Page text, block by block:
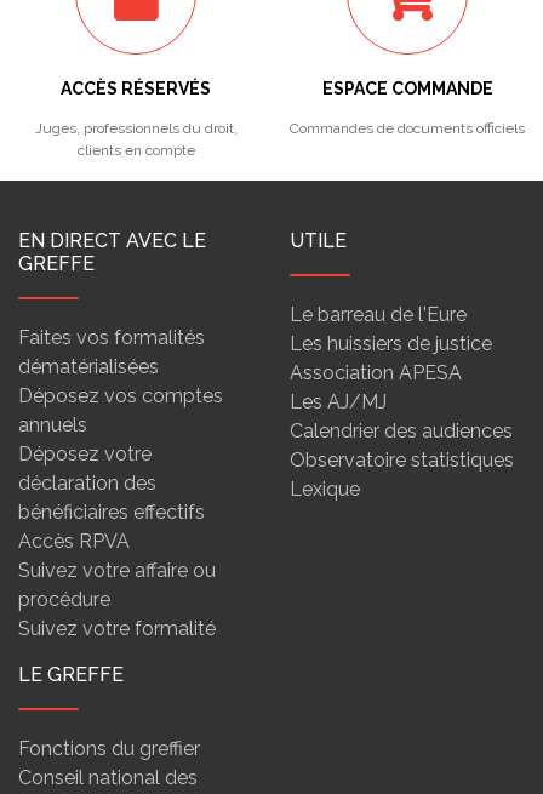
ACCÈS RÉSERVÉS
Juges, professionnels du droit,
clients en compte
ESPACE COMMANDE
Commandes de documents officiels
EN DIRECT AVEC LE
GREFFE
Faites vos formalités
dématérialisées
Déposez vos comptes
annuels
Déposez votre
déclaration des
bénéficiaires effectifs
Accès RPVA
Suivez votre affaire ou
procédure
Suivez votre formalité
UTILE
Le barreau de l'Eure
Les huissiers de justice
Association APESA
Les AJ/MJ
Calendrier des audiences
Observatoire statistiques
Lexique
LE GREFFE
Fonctions du greffier
Conseil national des